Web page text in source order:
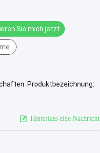
Sie mich jetzt
Produktbezeichnung:
Hinterlass eine Nachricht